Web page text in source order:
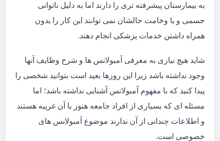
به بیمارستان پیشرفته تری را دارند اما به دلیل ناتوانی
جسمی و یا وخامت حالشان نمی توانند این کار را بدون
همراه داشتن خدمات پزشکی انجام دهند.
شاید هیچ نیازی به معرفی آمبولانس ها و شرح وظایف آنها
وجود نداشته باشد زیرا این روزها بعید است بتوانید شخصی را
پیدا کنید که با مفهوم آمبولانس آشنایی نداشته باشد؛ اما
مسئله ای که بسیاری از افراد جامعه هنوز با آن غریبه هستند
و اطلاعات چندانی از آن ندارند موضوع آمبولانس های
خصوصی است.